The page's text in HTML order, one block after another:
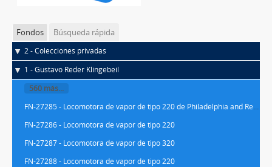
Fondos Búsqueda rápida
2 - Colecciones privadas
1 - Gustavo Reder Klingebeil
560 más...
FN-27285 - Locomotora de vapor de tipo 220 de Philadelphia and Reading Rail road (Estados Unidos) de 1859
FN-27286 - Locomotora de vapor de tipo 220
FN-27287 - Locomotora de vapor de tipo 320
FN-27288 - Locomotora de vapor de tipo 220